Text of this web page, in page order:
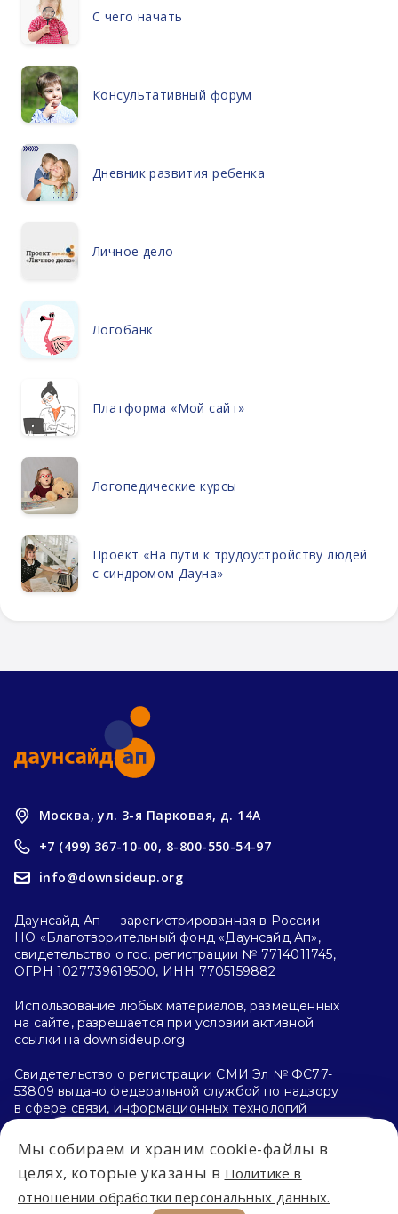
С чего начать
Консультативный форум
Дневник развития ребенка
Личное дело
Логобанк
Платформа «Мой сайт»
Логопедические курсы
Проект «На пути к трудоустройству людей
с синдромом Дауна»
Впервые на сайте?
С чего начать?
Москва, ул. 3-я Парковая, д. 14А
+7 (499) 367-10-00, 8-800-550-54-97
info@downsideup.org
Даунсайд Ап — зарегистрированная в России
НО «Благотворительный фонд «Даунсайд Ап»,
свидетельство о гос. регистрации № 7714011745,
ОГРН 1027739619500, ИНН 7705159882
Использование любых материалов, размещённых
на сайте, разрешается при условии активной
ссылки на downsideup.org
Свидетельство о регистрации СМИ Эл № ФС77-
53809 выдано федеральной службой по надзору
в сфере связи, информационных технологий
и массовых коммуникаций (Роскомнадзор)
26.04.2013 г.
Политика конфиденциальности
Мы собираем и храним cookie-файлы в
целях, которые указаны в Политике в
отношении обработки персональных данных.